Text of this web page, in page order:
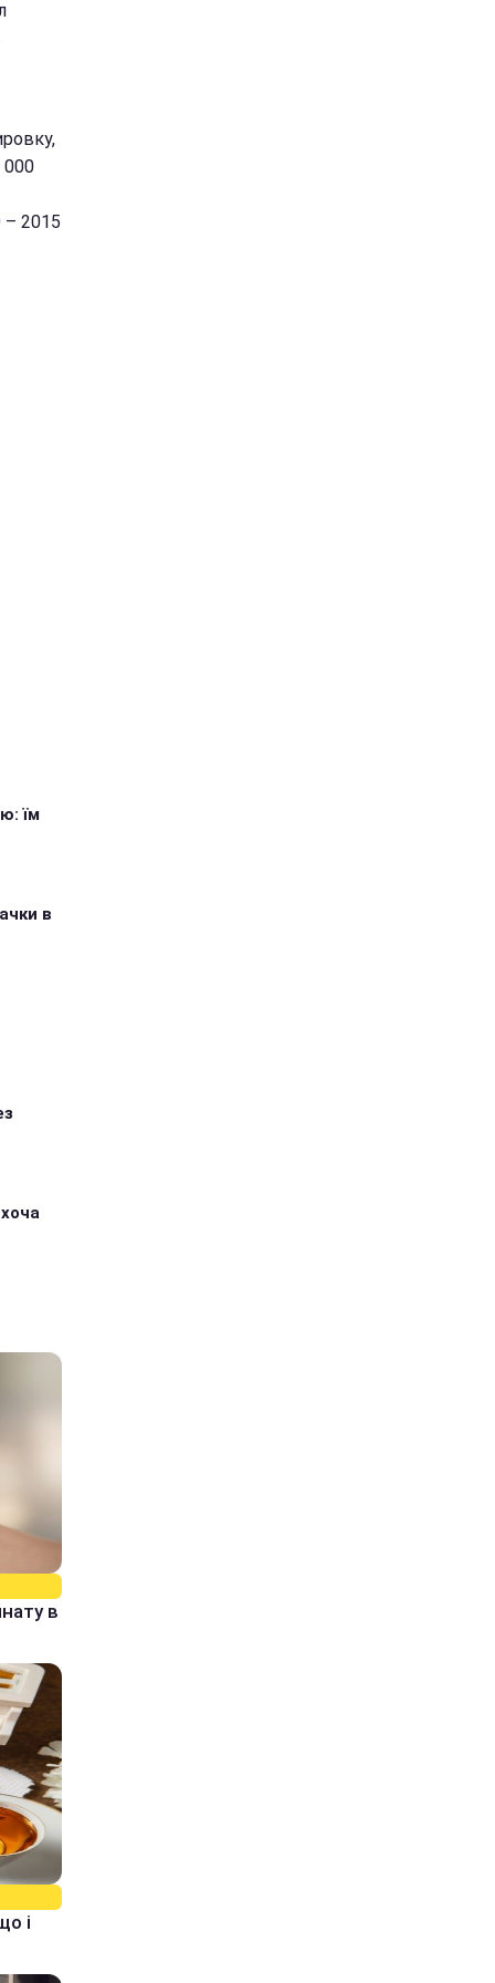
000
– 2015
їм
в
в
і